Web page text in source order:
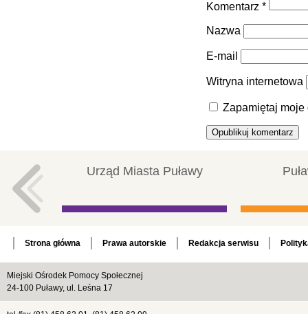
Komentarz *
Nazwa
E-mail
Witryna internetowa
Zapamiętaj moje
Urząd Miasta Puławy
Strona główna Prawa autorskie Redakcja serwisu
Miejski Ośrodek Pomocy Społecznej
24-100 Puławy, ul. Leśna 17